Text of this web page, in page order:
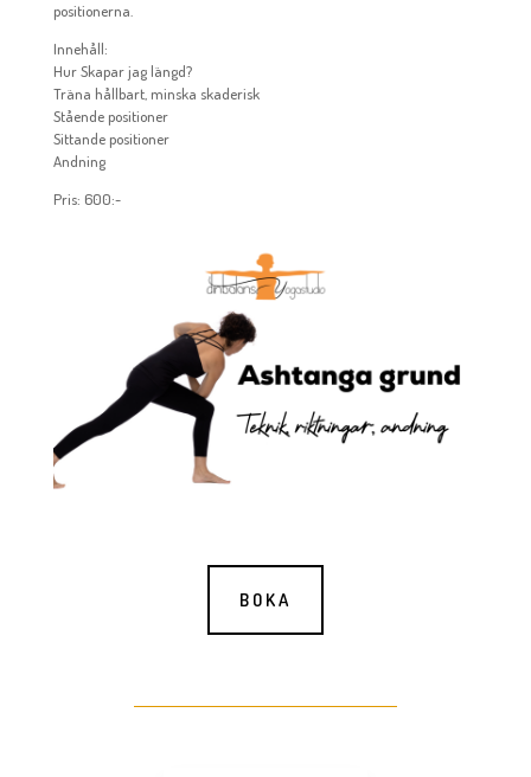
positionerna.
Innehåll:
Hur Skapar jag längd?
Träna hållbart, minska skaderisk
Stående positioner
Sittande positioner
Andning
Pris: 600:-
BOKA